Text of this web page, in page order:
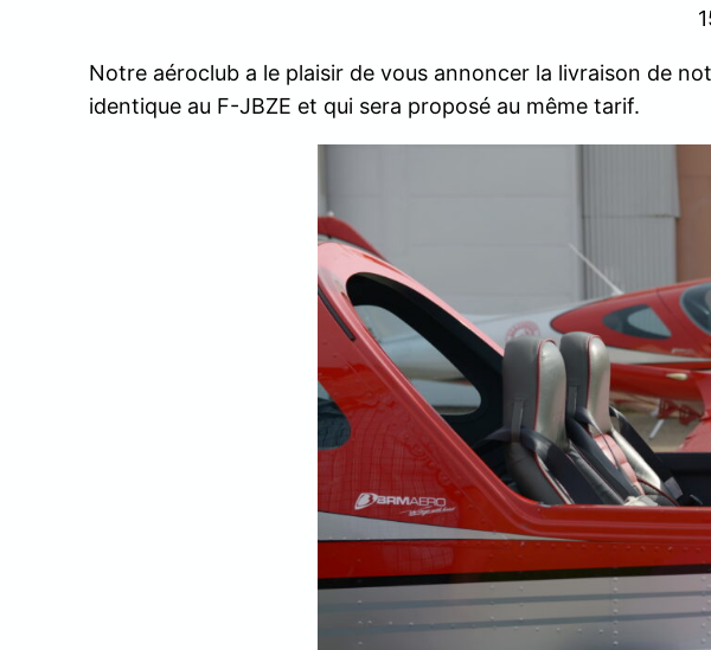
Notre aéroclub a le plaisir de vous annoncer la livraison de
identique au F-JBZE et qui sera proposé au même tarif.